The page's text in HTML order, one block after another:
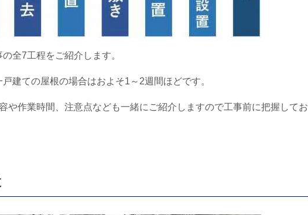
の全7工程をご紹介します。
建ての屋根の場合はおよそ1 ～ 2週間ほどです。
や作業時間、注意点なども一緒にご紹介しますので工事前に把握してお